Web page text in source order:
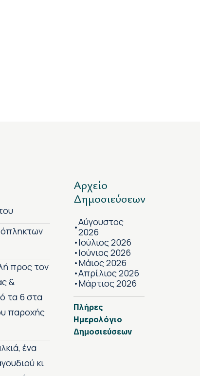
προς τον
&
τα 6 στα
παροχής
ένα
κι
Αρχείο
Δημοσιεύσεων
•Αύγουστος
2026
•Ιούλιος 2026
•Ιούνιος 2026
•Μάιος 2026
•Απρίλιος 2026
•Μάρτιος 2026
Πλήρες
Ημερολόγιο
Δημοσιεύσεων